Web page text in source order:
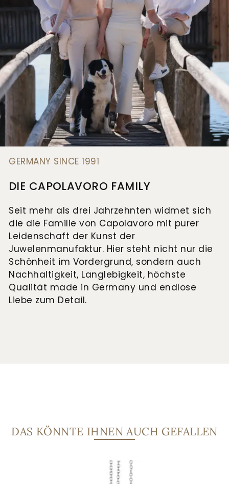
GERMANY SINCE 1991
DIE CAPOLAVORO FAMILY
Seit mehr als drei Jahrzehnten widmet sich
die die Familie von Capolavoro mit purer
Leidenschaft der Kunst der
Juwelenmanufaktur. Hier steht nicht nur die
Schönheit im Vordergrund, sondern auch
Nachhaltigkeit, Langlebigkeit, höchste
Qualität made in Germany und endlose
Liebe zum Detail.
DAS KÖNNTE IHNEN AUCH GEFALLEN